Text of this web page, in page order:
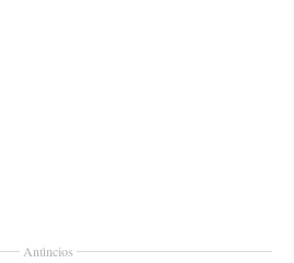
Anúncios